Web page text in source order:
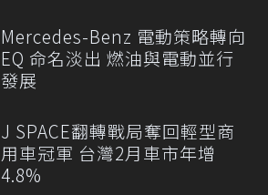
Mercedes-Benz 電動策略轉向
EQ 命名淡出 燃油與電動並行
發展
J SPACE翻轉戰局奪回輕型商
用車冠軍 台灣2月車市年增
4.8%